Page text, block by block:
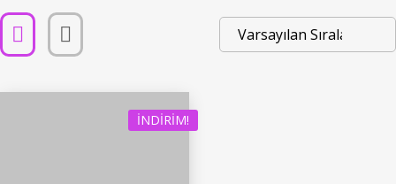
İNDIRIM!